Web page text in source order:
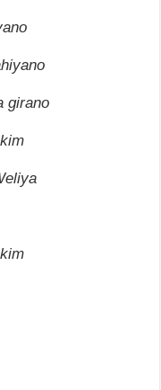
girano